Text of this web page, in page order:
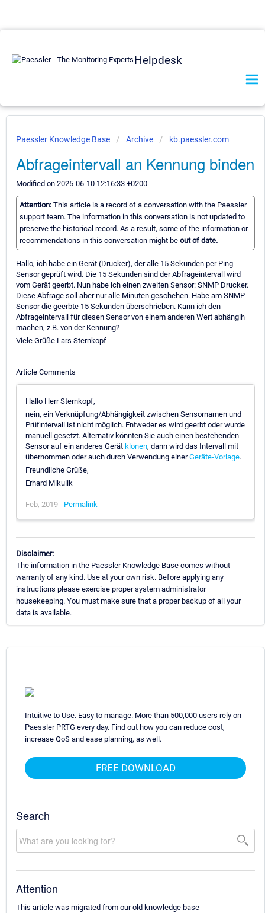
Helpdesk
Paessler Knowledge Base Archive kb.paessler.com
Abfrageintervall an Kennung binden
Modified on 2025-06-10 12:16:33 +0200
Attention: This article is a record of a conversation with the Paessler
support team. The information in this conversation is not updated to
preserve the historical record. As a result, some of the information or
recommendations in this conversation might be out of date.
Hallo, ich habe ein Gerät (Drucker), der alle 15 Sekunden per Ping-
Sensor geprüft wird. Die 15 Sekunden sind der Abfrageintervall wird
vom Gerät geerbt. Nun habe ich einen zweiten Sensor: SNMP Drucker.
Diese Abfrage soll aber nur alle Minuten geschehen. Habe am SNMP
Sensor die geerbte 15 Sekunden überschrieben. Kann ich den
Abfrageintervall für diesen Sensor von einem anderen Wert abhängih
machen, z.B. von der Kennung?
Viele Grüße Lars Sternkopf
Article Comments
Hallo Herr Sternkopf,
nein, ein Verknüpfung/Abhängigkeit zwischen Sensornamen und
Prüfintervall ist nicht möglich. Entweder es wird geerbt oder wurde
manuell gesetzt. Alternativ könnten Sie auch einen bestehenden
Sensor auf ein anderes Gerät klonen, dann wird das Intervall mit
übernommen oder auch durch Verwendung einerGeräte-Vorlage.
Freundliche Grüße,
Erhard Mikulik
Feb, 2019 - Permalink
Disclaimer:
The information in the Paessler Knowledge Base comes without
warranty of any kind. Use at your own risk. Before applying any
instructions please exercise proper system administrator
housekeeping. You must make sure that a proper backup of all your
data is available.
Intuitive to Use. Easy to manage. More than 500,000 users rely on
Paessler PRTG every day. Find out how you can reduce cost,
increase QoS and ease planning, as well.
FREE DOWNLOAD
Search
Attention
This article was migrated from our old knowledge base